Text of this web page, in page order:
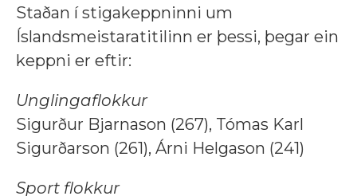
Staðan í stigakeppninni um
Íslandsmeistaratitilinn er þessi, þegar ein
keppni er eftir:
Unglingaflokkur
Sigurður Bjarnason (267), Tómas Karl
Sigurðarson (261), Árni Helgason (241)
Sport flokkur